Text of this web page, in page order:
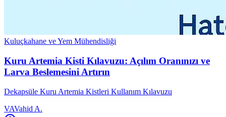
Kuluçkahane ve Yem Mühendisliği
Kuru Artemia Kisti Kılavuzu: Açılım Oranınızı ve
Larva Beslemesini Artırın
Dekapsüle Kuru Artemia Kistleri Kullanım Kılavuzu
VAVahid A.